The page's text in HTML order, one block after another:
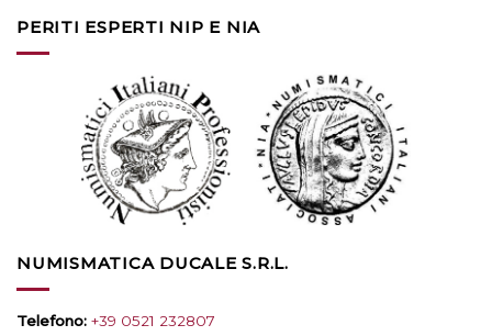
PERITI ESPERTI NIP E NIA
NUMISMATICA DUCALE S.R.L.
Telefono: +39 0521 232807